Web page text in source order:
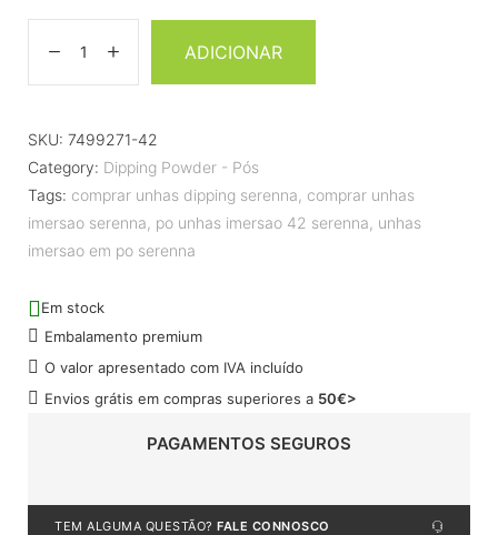
ADICIONAR
SKU: 7499271-42
Category: Dipping Powder - Pós
Tags: comprar unhas dipping serenna, comprar unhas
imersao serenna, po unhas imersao 42 serenna, unhas
imersao em po serenna
Em stock
Embalamento premium
O valor apresentado com IVA incluído
Envios grátis em compras superiores a 50€>
PAGAMENTOS SEGUROS
TEM ALGUMA QUESTÃO? FALE CONNOSCO